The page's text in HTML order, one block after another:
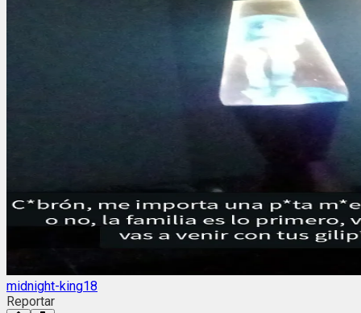
midnight-king18
Reportar